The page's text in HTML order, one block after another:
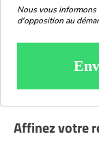
Nous vous
d'opposition au
Affinez votre